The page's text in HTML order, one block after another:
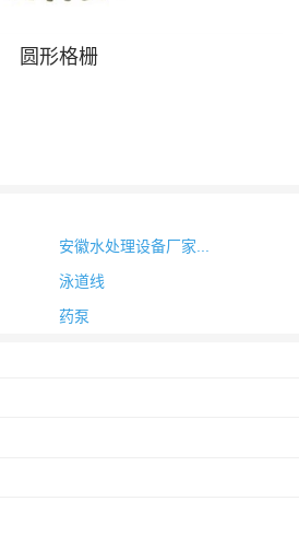
圆形格栅
安徽水处理设备厂家...
泳道线
药泵